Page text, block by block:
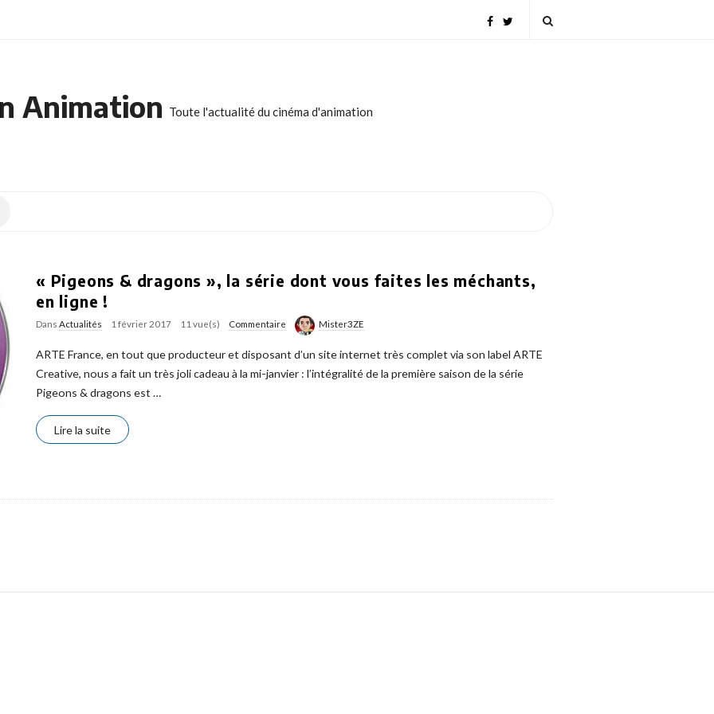
Animation Toute l'actualité du cinéma d'animation
« Pigeons & dragons », la série dont vous faites les méchants,
en ligne !
Dans Actualités 1 février 2017 11 vue(s) Commentaire Mister3ZE
ARTE France, en tout que producteur et disposant d’un site internet très complet via son label ARTE
Creative, nous a fait un très joli cadeau à la mi-janvier : l’intégralité de la première saison de la série
Pigeons & dragons est…
Lire la suite